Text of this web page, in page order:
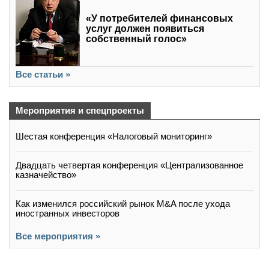
«У потребителей финансовых
услуг должен появиться
собственный голос»
Все статьи »
Мероприятия и спецпроекты
Шестая конференция «Налоговый мониторинг»
Двадцать четвертая конференция «Централизованное
казначейство»
Как изменился российский рынок M&A после ухода
иностранных инвесторов
Все мероприятия »